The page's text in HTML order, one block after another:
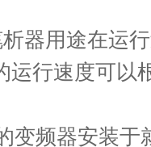
用途在运行
运行速度可以
器安装于就